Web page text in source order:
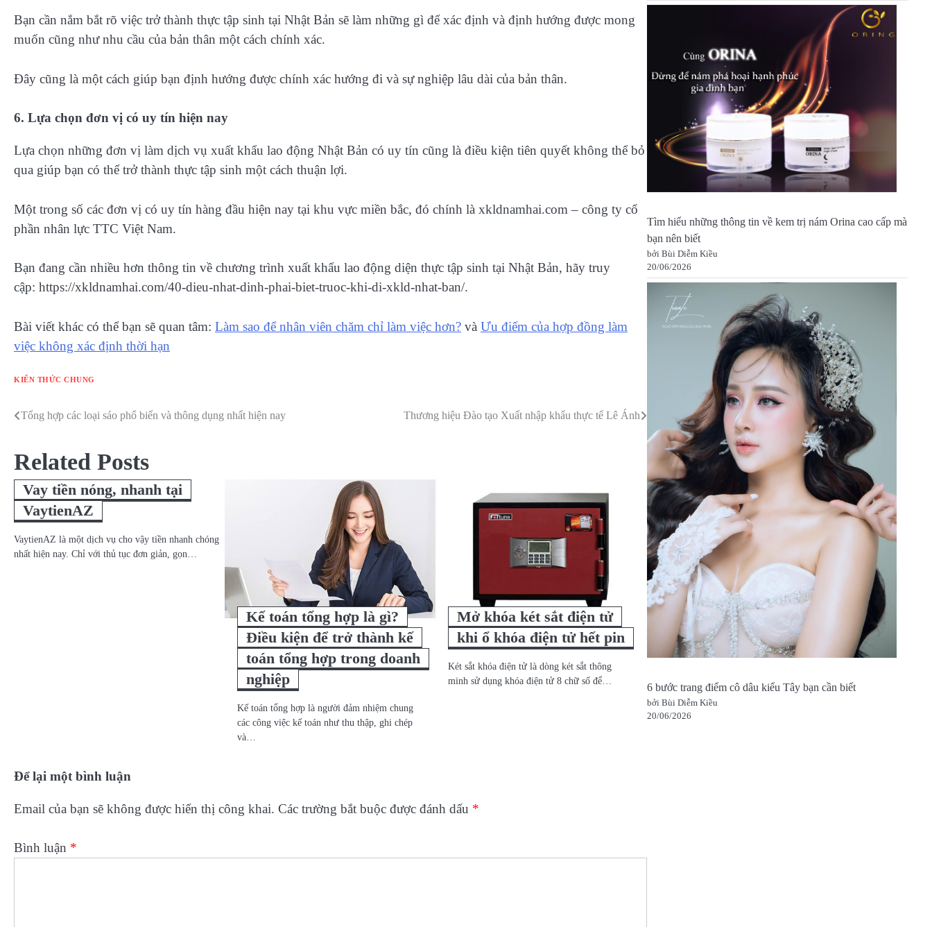
Bạn cần nắm bắt rõ việc trở thành thực tập sinh tại Nhật Bản sẽ làm những gì để xác định và định hướng được mong
muốn cũng như nhu cầu của bản thân một cách chính xác.
Đây cũng là một cách giúp bạn định hướng được chính xác hướng đi và sự nghiệp lâu dài của bản thân.
6. Lựa chọn đơn vị có uy tín hiện nay
Lựa chọn những đơn vị làm dịch vụ xuất khẩu lao động Nhật Bản có uy tín cũng là điều kiện tiên quyết không thể bỏ
qua giúp bạn có thể trở thành thực tập sinh một cách thuận lợi.
Một trong số các đơn vị có uy tín hàng đầu hiện nay tại khu vực miền bắc, đó chính là xkldnamhai.com – công ty cổ
phần nhân lực TTC Việt Nam.
Bạn đang cần nhiều hơn thông tin về chương trình xuất khẩu lao động diện thực tập sinh tại Nhật Bản, hãy truy
cập: https://xkldnamhai.com/40-dieu-nhat-dinh-phai-biet-truoc-khi-di-xkld-nhat-ban/.
Bài viết khác có thể bạn sẽ quan tâm: Làm sao để nhân viên chăm chỉ làm việc hơn? và Ưu điểm của hợp đồng làm
việc không xác định thời hạn
KIẾN THỨC CHUNG
Điều
bài
viết
Tổng hợp các loại sáo phổ biến và thông dụng nhất hiện nay Thương hiệu Đào tạo Xuất nhập khẩu thực tế Lê Ánh
Related Posts
Vay tiền nóng, nhanh tại
VaytienAZ
VaytienAZ là một dịch vụ cho vậy tiền nhanh chóng
nhất hiện nay. Chỉ với thủ tục đơn giản, gọn…
Kế toán tổng hợp là gì?
Điều kiện để trở thành kế
toán tổng hợp trong doanh
nghiệp
Kế toán tổng hợp là người đảm nhiệm chung
các công việc kế toán như thu thập, ghi chép
và…
Mở khóa két sắt điện tử
khi ổ khóa điện tử hết pin
Két sắt khóa điện tử là dòng két sắt thông
minh sử dụng khóa điện tử 8 chữ số để…
Để lại một bình luận
Email của bạn sẽ không được hiển thị công khai. Các trường bắt buộc được đánh dấu *
Bình luận *
Tìm hiểu những thông tin về kem trị nám Orina cao cấp mà
bạn nên biết
bởi Bùi Diễm Kiều
20/06/2026
6 bước trang điểm cô dâu kiểu Tây bạn cần biết
bởi Bùi Diễm Kiều
20/06/2026